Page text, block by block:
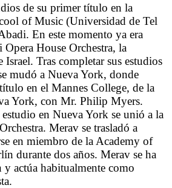
de su primer título en la
of Music (Universidad de Tel
En este momento ya era
House Orchestra, la
Israel. Tras completar sus estudios
mudó a Nueva York, donde
en el Mannes College, de la
York, con Mr. Philip Myers.
en Nueva York se unió a la
Merav se trasladó a
en miembro de la Academy of
durante dos años. Merav se ha
y actúa habitualmente como